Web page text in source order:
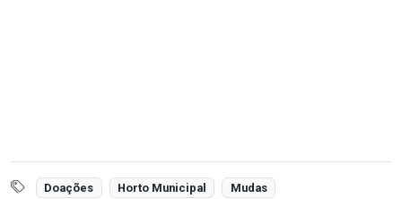
Doações Horto Municipal Mudas